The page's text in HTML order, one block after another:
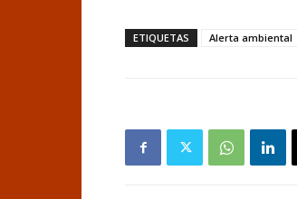
ETIQUETAS Alerta ambiental